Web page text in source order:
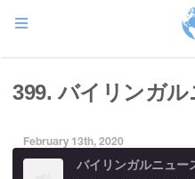
399. バイリンガル
February 13th, 2020
バイリンガルニュー